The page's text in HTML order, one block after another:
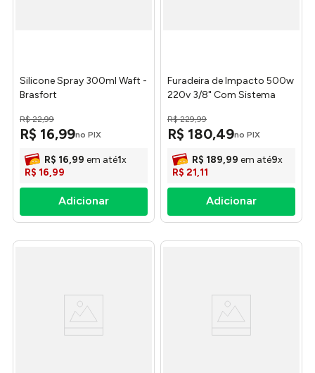
Silicone Spray 300ml Waft -
Brasfort
R$ 22,99
R$ 16,99no PIX
R$ 16,99 em até1x
R$ 16,99
Furadeira de Impacto 500w
220v 3/8" Com Sistema
Tramontina
R$ 229,99
R$ 180,49no PIX
R$ 189,99 em até9x
R$ 21,11